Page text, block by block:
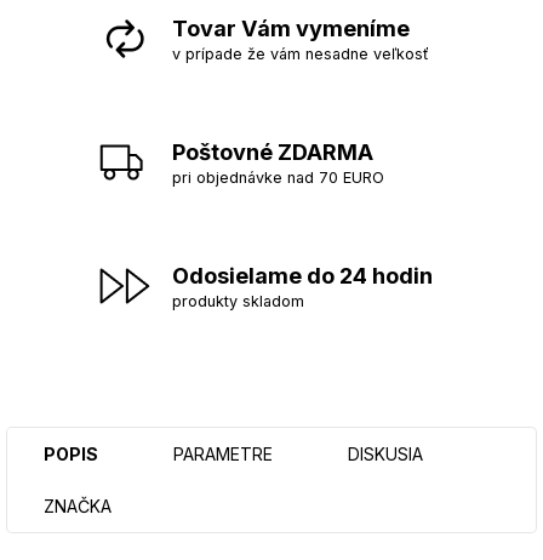
Tovar Vám vymeníme
v prípade že vám nesadne veľkosť
Poštovné ZDARMA
pri objednávke nad 70 EURO
Odosielame do 24 hodin
produkty skladom
POPIS PARAMETRE DISKUSIA
ZNAČKA